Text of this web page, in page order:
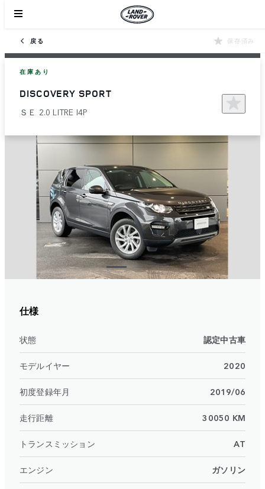
戻る 保存済み
在庫あり
DISCOVERY SPORT
ＳＥ 2.0 LITRE I4P​
仕様
状態 認定中古車
モデルイヤー 2020
初度登録年月 2019/06
走行距離 30050 KM
トランスミッション AT
エンジン ガソリン